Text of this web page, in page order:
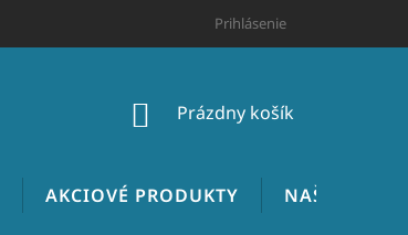
CENNÍK INŠTALATÉRSKYCH PRÁC
Prihlásenie
NÁKUPNÝ
Prázdny košík
AKCIOVÉ PRODUKTY NAŠE